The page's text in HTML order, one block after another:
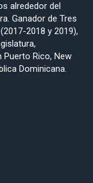
alrededor del
Ganador de Tres
2018 y 2019),
Rico, New
Dominicana.